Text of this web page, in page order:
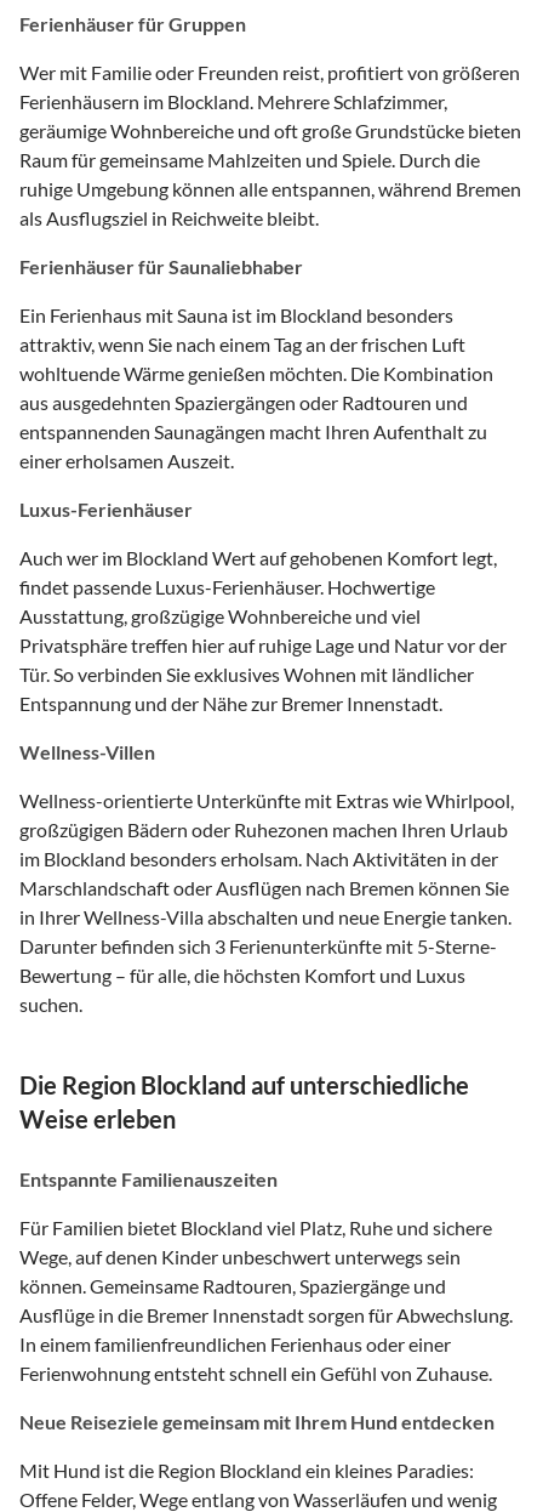
Ferienhäuser für Gruppen
Wer mit Familie oder Freunden reist, profitiert von größeren
Ferienhäusern im Blockland. Mehrere Schlafzimmer,
geräumige Wohnbereiche und oft große Grundstücke bieten
Raum für gemeinsame Mahlzeiten und Spiele. Durch die
ruhige Umgebung können alle entspannen, während Bremen
als Ausflugsziel in Reichweite bleibt.
Ferienhäuser für Saunaliebhaber
Ein Ferienhaus mit Sauna ist im Blockland besonders
attraktiv, wenn Sie nach einem Tag an der frischen Luft
wohltuende Wärme genießen möchten. Die Kombination
aus ausgedehnten Spaziergängen oder Radtouren und
entspannenden Saunagängen macht Ihren Aufenthalt zu
einer erholsamen Auszeit.
Luxus-Ferienhäuser
Auch wer im Blockland Wert auf gehobenen Komfort legt,
findet passende Luxus-Ferienhäuser. Hochwertige
Ausstattung, großzügige Wohnbereiche und viel
Privatsphäre treffen hier auf ruhige Lage und Natur vor der
Tür. So verbinden Sie exklusives Wohnen mit ländlicher
Entspannung und der Nähe zur Bremer Innenstadt.
Wellness-Villen
Wellness-orientierte Unterkünfte mit Extras wie Whirlpool,
großzügigen Bädern oder Ruhezonen machen Ihren Urlaub
im Blockland besonders erholsam. Nach Aktivitäten in der
Marschlandschaft oder Ausflügen nach Bremen können Sie
in Ihrer Wellness-Villa abschalten und neue Energie tanken.
Darunter befinden sich 3 Ferienunterkünfte mit 5-Sterne-
Bewertung – für alle, die höchsten Komfort und Luxus
suchen.
Die Region Blockland auf unterschiedliche
Weise erleben
Entspannte Familienauszeiten
Für Familien bietet Blockland viel Platz, Ruhe und sichere
Wege, auf denen Kinder unbeschwert unterwegs sein
können. Gemeinsame Radtouren, Spaziergänge und
Ausflüge in die Bremer Innenstadt sorgen für Abwechslung.
In einem familienfreundlichen Ferienhaus oder einer
Ferienwohnung entsteht schnell ein Gefühl von Zuhause.
Neue Reiseziele gemeinsam mit Ihrem Hund entdecken
Mit Hund ist die Region Blockland ein kleines Paradies:
Offene Felder, Wege entlang von Wasserläufen und wenig